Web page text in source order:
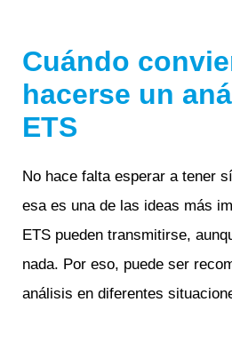
Cuándo
hacerse un
ETS
No hace falta esperar a tener
esa es una de las ideas más
ETS pueden transmitirse,
nada. Por eso, puede ser
análisis en diferentes